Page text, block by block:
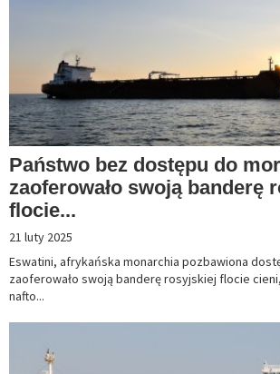
Państwo bez dostępu do
zaoferowało swoją banderę
flocie...
21 luty 2025
Eswatini, afrykańska monarchia pozbawiona
zaoferowało swoją banderę rosyjskiej flocie
nafto...